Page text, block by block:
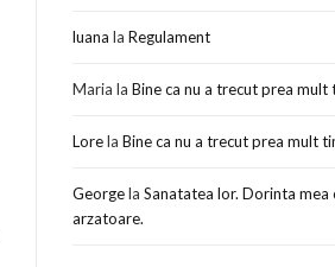
luana laRegulament
Maria laBine ca nu a trecut prea mult
LorelaBine ca nu a trecut prea mult
GeorgelaSanatatea lor. Dorinta mea
arzatoare.